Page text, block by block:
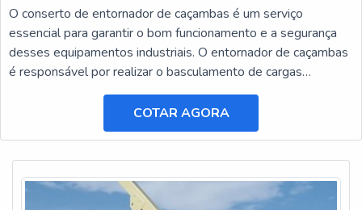
O conserto de entornador de caçambas é um serviço
essencial para garantir o bom funcionamento e a segurança
desses equipamentos industriais. O entornador de caçambas
é responsável por realizar o basculamento de cargas
pesadas, facilitando o transporte e a descarga de materiais.
COTAR AGORA